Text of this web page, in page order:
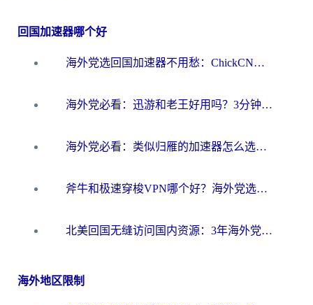
回国加速器哪个好
海外党选回国加速器不用愁：ChickCN和洞见哪个好？一篇搞定所有疑问
海外党必看：迅游和老王好用吗？3分钟选对加速国内网络的加速器
海外党必看：类似归雁的加速器怎么选？一篇搞定无缝访问国内资源
斧牛和极速穿梭VPN哪个好？海外党选回国加速器必看的真实对比与避坑指南
北美回国无缝访问国内资源：3年海外党亲测的加速器选择指南
海外地区限制